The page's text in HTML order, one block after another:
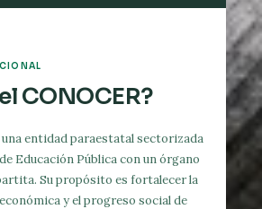
CONOCER?
una entidad paraestatal sectorizada
Educación Pública con un órgano
Su propósito es fortalecer la
y el progreso social de